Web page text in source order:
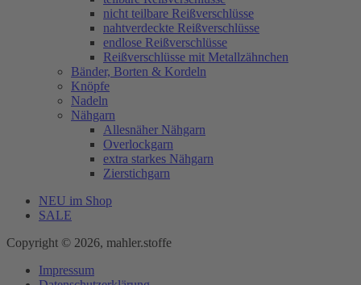
nicht teilbare Reißverschlüsse
nahtverdeckte Reißverschlüsse
endlose Reißverschlüsse
Reißverschlüsse mit Metallzähnchen
Bänder, Borten & Kordeln
Knöpfe
Nadeln
Nähgarn
Allesnäher Nähgarn
Overlockgarn
extra starkes Nähgarn
Zierstichgarn
NEU im Shop
SALE
Copyright © 2026, mahler.stoffe
Impressum